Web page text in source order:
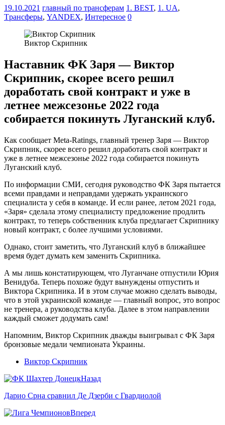
19.10.2021 главный по трансферам 1. BEST, 1. UA,
Tрансферы, YANDEX, Интересное 0
Виктор Скрипник
Наставник ФК Заря — Виктор
Скрипник, скорее всего решил
доработать свой контракт и уже в
летнее межсезонье 2022 года
собирается покинуть Луганский клуб.
Как сообщает Meta-Ratings, главный тренер Заря — Виктор
Скрипник, скорее всего решил доработать свой контракт и
уже в летнее межсезонье 2022 года собирается покинуть
Луганский клуб.
По информации СМИ, сегодня руководство ФК Заря пытается
всеми правдами и неправдами удержать украинского
специалиста у себя в команде. И если ранее, летом 2021 года,
«Заря» сделала этому специалисту предложение продлить
контракт, то теперь собственник клуба предлагает Скрипнику
новый контракт, с более лучшими условиями.
Однако, стоит заметить, что Луганский клуб в ближайшее
время будет думать кем заменить Скрипника.
А мы лишь констатирующем, что Луганчане отпустили Юрия
Венидуба. Теперь похоже будут вынуждены отпустить и
Виктора Скрипника. И в этом случае можно сделать выводы,
что в этой украинской команде — главный вопрос, это вопрос
не тренера, а руководства клуба. Далее в этом направлении
каждый сможет додумать сам!
Напомним, Виктор Скрипник дважды выигрывал с ФК Заря
бронзовые медали чемпионата Украины.
Виктор Скрипник
Назад
Дарио Срна сравнил Де Дзерби с Гвардиолой
Вперед